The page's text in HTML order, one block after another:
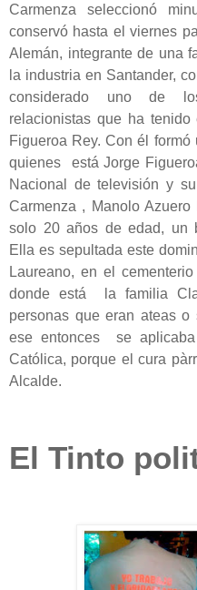
Carmenza seleccionó
conservó hasta el viernes
Alemán, integrante de una
la industria en Santander,
considerado uno de
relacionistas que ha
Figueroa Rey. Con él
quienes está Jorge
Nacional de televisión y
Carmenza , Manolo
solo 20 años de edad, un
Ella es sepultada este
Laureano, en el
donde está
la familia
personas que eran ateas
ese entonces se
Católica, porque el cura
Alcalde.
El Tinto